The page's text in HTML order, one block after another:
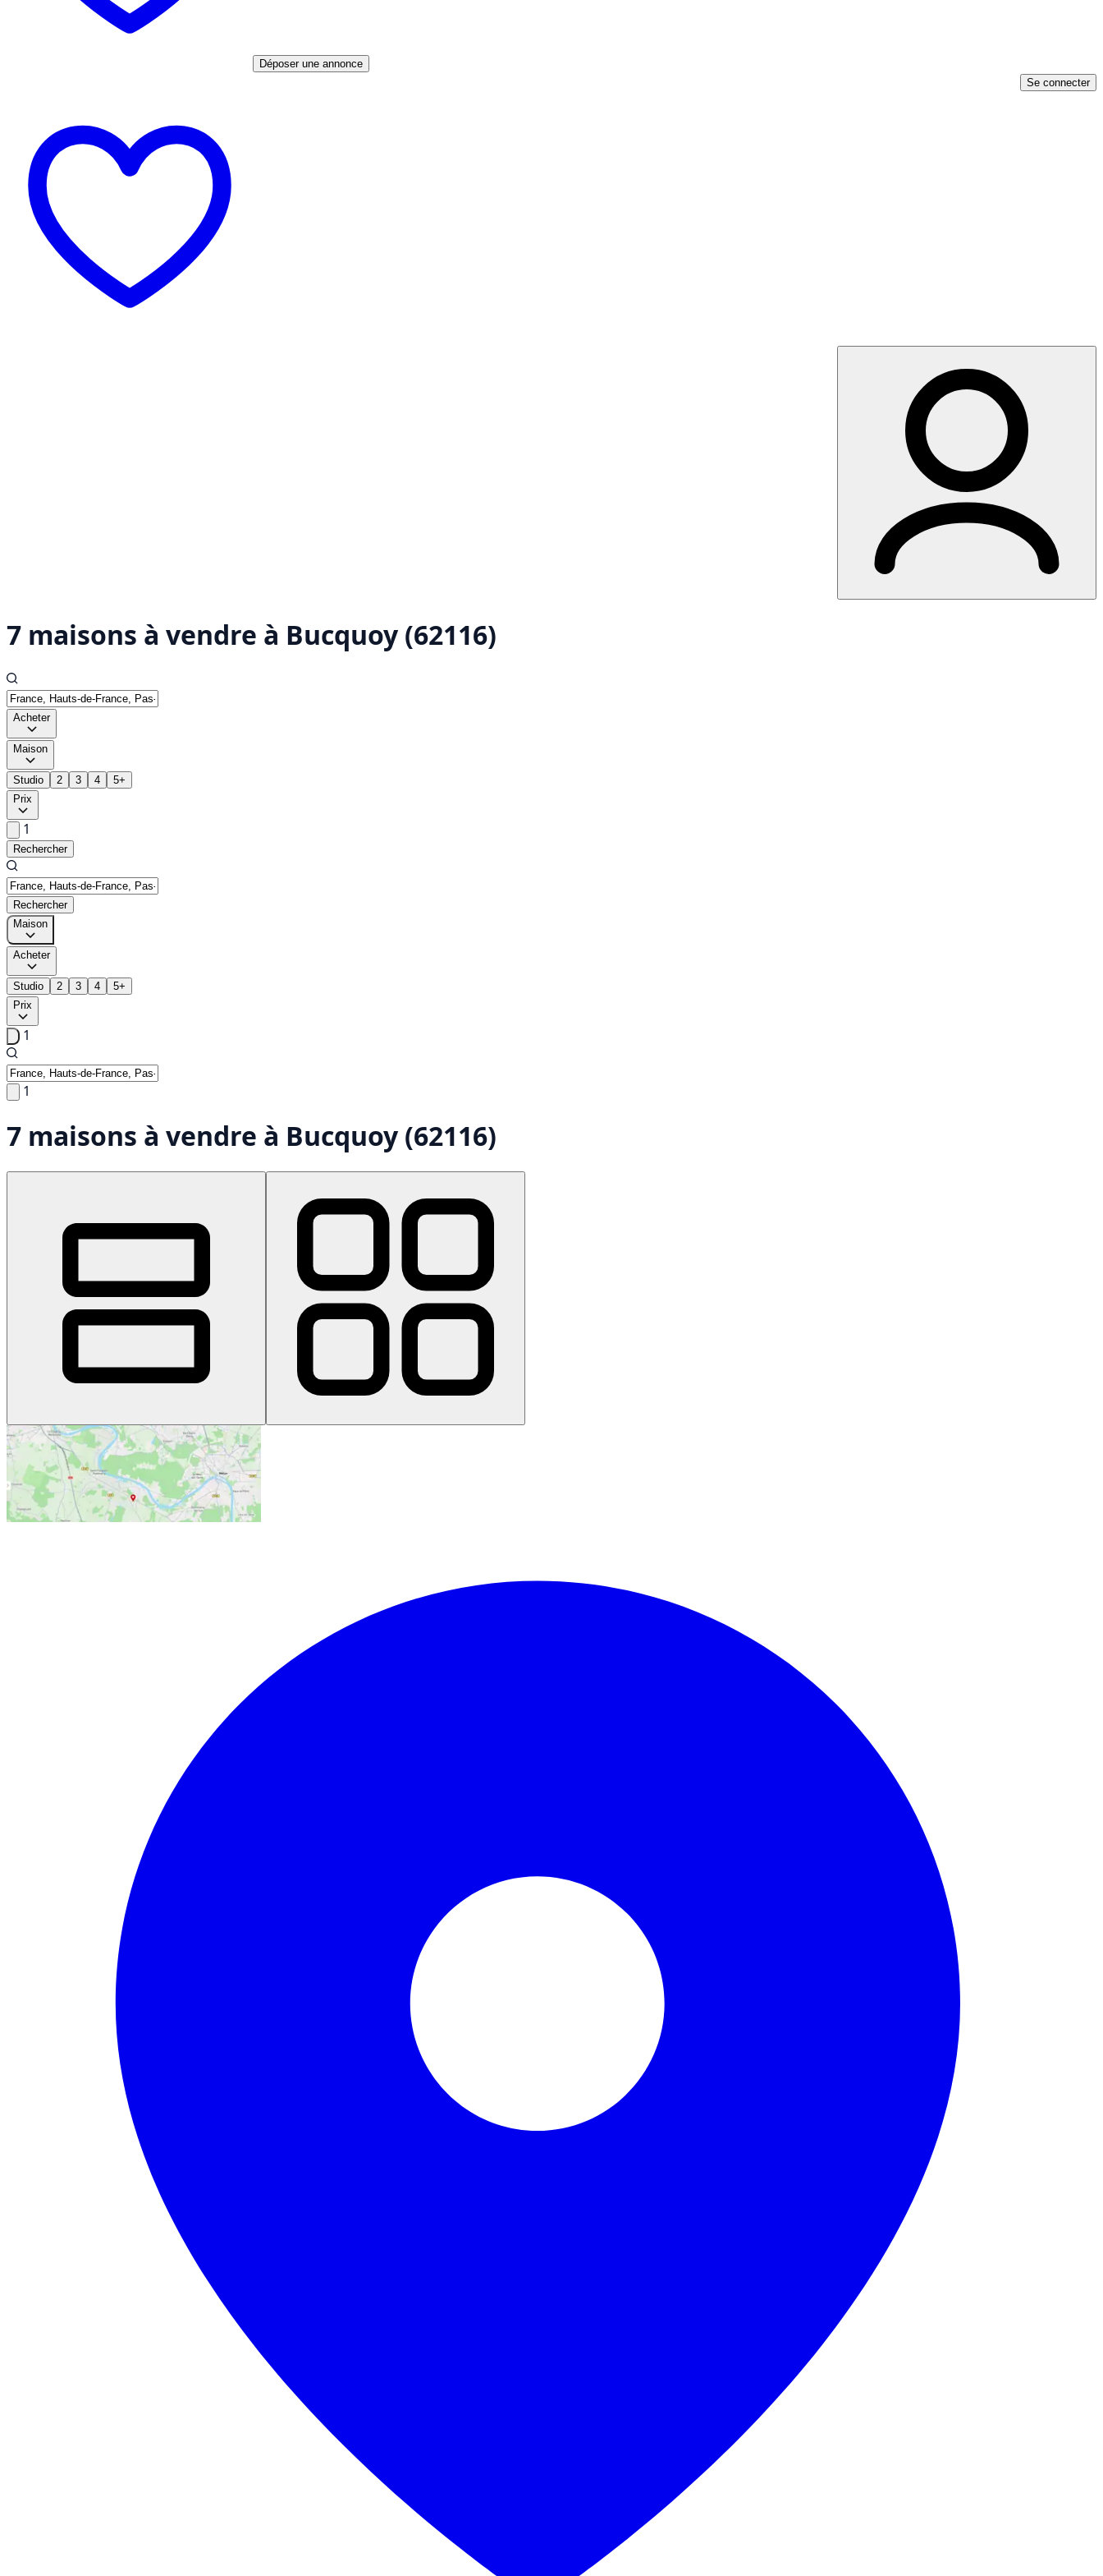
Déposer une annonce
Se connecter
7 maisons à vendre à Bucquoy (62116)
Acheter
Maison
Studio 2 3 4
5+
Prix
1
Rechercher
Rechercher
Maison
Acheter
Studio 2 3 4
5+
Prix
1
1
7 maisons à vendre à Bucquoy (62116)